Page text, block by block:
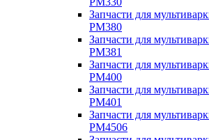
Запчасти для
PM380
Запчасти для
PM381
Запчасти для
PM400
Запчасти для
PM401
Запчасти для
PM4506